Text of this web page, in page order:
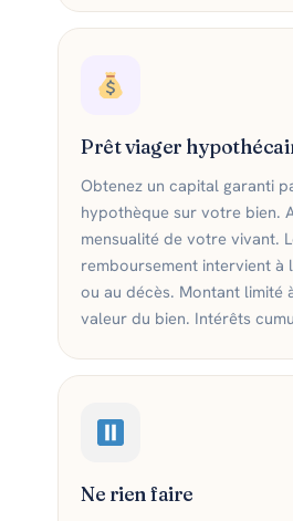
Prêt viager
Obtenez un capital garanti
hypothèque sur votre bien.
mensualité de votre vivant.
remboursement intervient à
ou au décès. Montant limité
valeur du bien. Intérêts
Ne rien faire